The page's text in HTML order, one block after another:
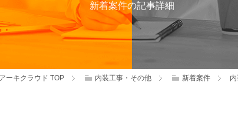
新着案件の記事詳細
ーキクラウド TOP 内装工事・その他 新着案件